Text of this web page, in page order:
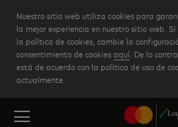
Skip
to
main
content
Nuestro sitio web utiliza cookies para
la mejor experiencia en nuestro sitio web.
la política de cookies, cambie la
consentimiento de cookiesaquí . De lo
está de acuerdo con la política de uso de
actualmente.